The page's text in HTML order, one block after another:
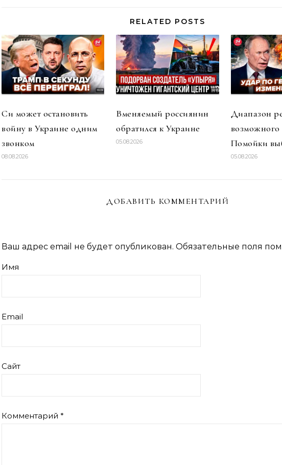
RELATED POSTS
Си может остановить
войну в Украине одним
звонком
08.08.2026
Вменяемый россиянин
обратился к Украине
05.08.2026
Диапазон
возможного
Помойки
05.08.2026
ДОБАВИТЬ КОММЕНТАРИЙ
Ваш адрес email не будет опубликован. Обязательные поля
Имя
Email
Сайт
Комментарий *